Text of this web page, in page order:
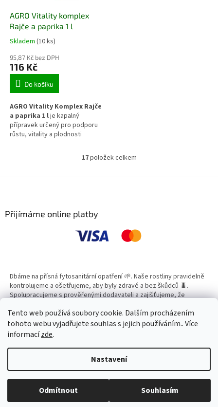
Tento web používá soubory cookie. Dalším procházením
tohoto webu vyjadřujete souhlas s jejich používáním.. Více
informacízde.
Nastavení
Odmítnout Souhlasím
AGRO Vitality komplex
Rajče a paprika 1 l
Skladem (10 ks)
95,87 Kč bez DPH
116 Kč
Do košíku
AGRO Vitality Komplex Rajče
a paprika 1 lje kapalný
přípravek určený pro podporu
růstu, vitality a plodnosti
zajistit dostatek živin v období
intenzivního růstu, kvetení i
rajčata a papriky pěstované na
O
l
p
r
y
v
ý
p
i
s
u
17položek celkem
Přijímáme online platby
Dbáme na přísná fytosanitární opatření 🌱. Naše rostliny pravidelně
kontrolujeme a ošetřujeme, aby byly zdravé a bez škůdců 🐛.
Spolupracujeme s prověřenými dodavateli a zajišťujeme, že
Copyright 2026Zahradní Centrum SMARAGD. Všechna práva